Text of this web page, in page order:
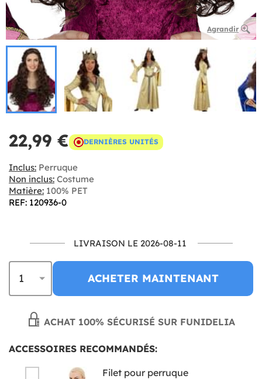
Agrandir
22,99 € DERNIÈRES UNITÉS
Inclus: Perruque
Non inclus: Costume
Matière: 100% PET
REF: 120936-0
LIVRAISON LE 2026-08-11
ACHETER MAINTENANT
ACHAT 100% SÉCURISÉ SUR FUNIDELIA
ACCESSOIRES RECOMMANDÉS:
Filet pour perruque